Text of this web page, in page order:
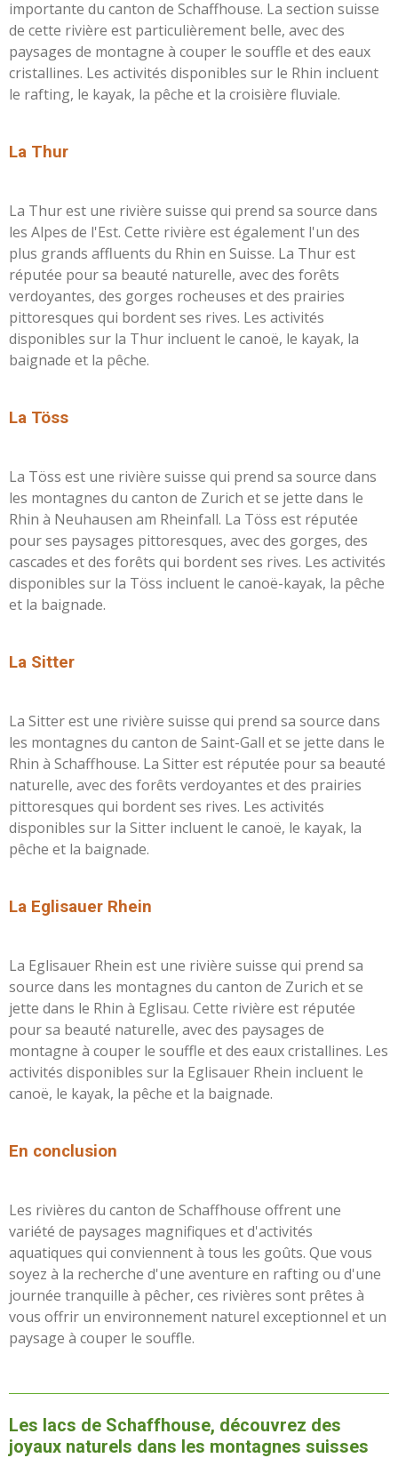
importante du canton de Schaffhouse. La section suisse
de cette rivière est particulièrement belle, avec des
paysages de montagne à couper le souffle et des eaux
cristallines. Les activités disponibles sur le Rhin incluent
le rafting, le kayak, la pêche et la croisière fluviale.
La Thur
La Thur est une rivière suisse qui prend sa source dans
les Alpes de l'Est. Cette rivière est également l'un des
plus grands affluents du Rhin en Suisse. La Thur est
réputée pour sa beauté naturelle, avec des forêts
verdoyantes, des gorges rocheuses et des prairies
pittoresques qui bordent ses rives. Les activités
disponibles sur la Thur incluent le canoë, le kayak, la
baignade et la pêche.
La Töss
La Töss est une rivière suisse qui prend sa source dans
les montagnes du canton de Zurich et se jette dans le
Rhin à Neuhausen am Rheinfall. La Töss est réputée
pour ses paysages pittoresques, avec des gorges, des
cascades et des forêts qui bordent ses rives. Les activités
disponibles sur la Töss incluent le canoë-kayak, la pêche
et la baignade.
La Sitter
La Sitter est une rivière suisse qui prend sa source dans
les montagnes du canton de Saint-Gall et se jette dans le
Rhin à Schaffhouse. La Sitter est réputée pour sa beauté
naturelle, avec des forêts verdoyantes et des prairies
pittoresques qui bordent ses rives. Les activités
disponibles sur la Sitter incluent le canoë, le kayak, la
pêche et la baignade.
La Eglisauer Rhein
La Eglisauer Rhein est une rivière suisse qui prend sa
source dans les montagnes du canton de Zurich et se
jette dans le Rhin à Eglisau. Cette rivière est réputée
pour sa beauté naturelle, avec des paysages de
montagne à couper le souffle et des eaux cristallines. Les
activités disponibles sur la Eglisauer Rhein incluent le
canoë, le kayak, la pêche et la baignade.
En conclusion
Les rivières du canton de Schaffhouse offrent une
variété de paysages magnifiques et d'activités
aquatiques qui conviennent à tous les goûts. Que vous
soyez à la recherche d'une aventure en rafting ou d'une
journée tranquille à pêcher, ces rivières sont prêtes à
vous offrir un environnement naturel exceptionnel et un
paysage à couper le souffle.
Les lacs de Schaffhouse, découvrez des
joyaux naturels dans les montagnes suisses